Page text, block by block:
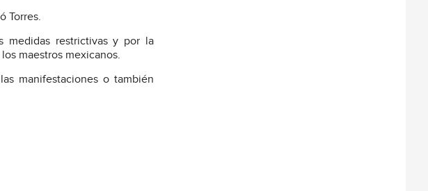
Torres.
medidas restrictivas y por la
maestros mexicanos.
manifestaciones o también